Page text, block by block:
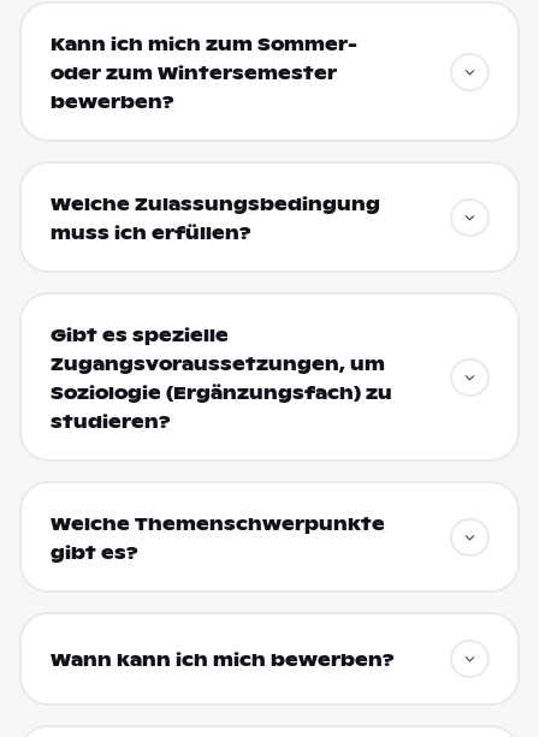
Kann ich mich zum Sommer-
oder zum Wintersemester
bewerben?
Welche Zulassungsbedingung
muss ich erfüllen?
Gibt es spezielle
Zugangsvoraussetzungen, um
Soziologie (Ergänzungsfach) zu
studieren?
Welche Themenschwerpunkte
gibt es?
Wann kann ich mich bewerben?